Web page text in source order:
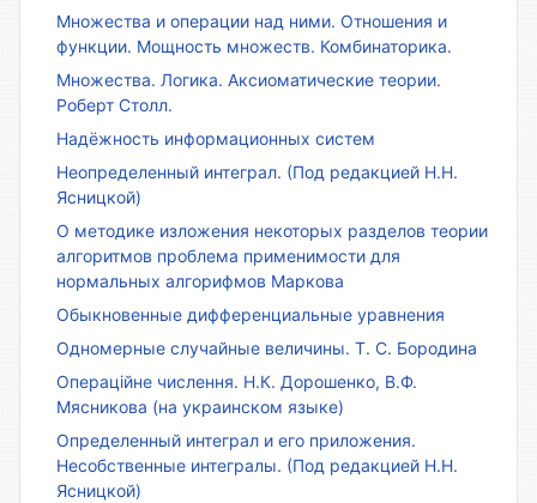
Множества и операции над ними. Отношения и
функции. Мощность множеств. Комбинаторика.
Множества. Логика. Аксиоматические теории.
Роберт Столл.
Надёжность информационных систем
Неопределенный интеграл. (Под редакцией Н.Н.
Ясницкой)
О методике изложения некоторых разделов теории
алгоритмов проблема применимости для
нормальных алгорифмов Маркова
Обыкновенные дифференциальные уравнения
Одномерные случайные величины. Т. С. Бородина
Операційне числення. Н.К. Дорошенко, В.Ф.
Мясникова (на украинском языке)
Определенный интеграл и его приложения.
Несобственные интегралы. (Под редакцией Н.Н.
Ясницкой)